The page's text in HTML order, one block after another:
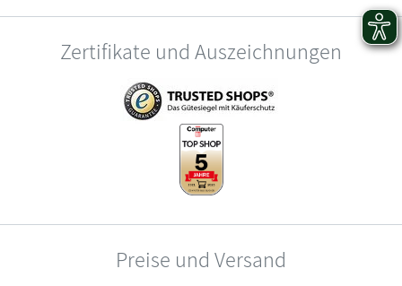
Zertifikate und Auszeichnungen
Preise und Versand